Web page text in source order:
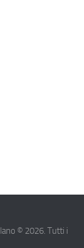
© 2026. Tutti i